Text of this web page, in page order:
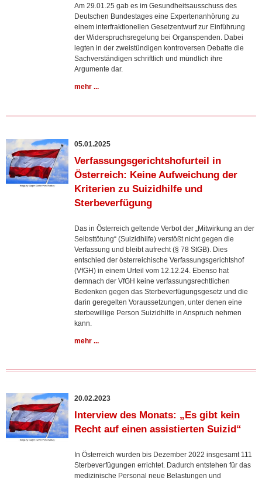
Am 29.01.25 gab es im Gesundheitsausschuss des
Deutschen Bundestages eine Expertenanhörung zu
einem interfraktionellen Gesetzentwurf zur Einführung
der Widerspruchsregelung bei Organspenden. Dabei
legten in der zweistündigen kontroversen Debatte die
Sachverständigen schriftlich und mündlich ihre
Argumente dar.
mehr ...
05.01.2025
Verfassungsgerichtshofurteil in
Österreich: Keine Aufweichung der
Kriterien zu Suizidhilfe und
Sterbeverfügung
Das in Österreich geltende Verbot der „Mitwirkung an der
Selbsttötung“ (Suizidhilfe) verstößt nicht gegen die
Verfassung und bleibt aufrecht (§ 78 StGB). Dies
entschied der österreichische Verfassungsgerichtshof
(VfGH) in einem Urteil vom 12.12.24. Ebenso hat
demnach der VfGH keine verfassungsrechtlichen
Bedenken gegen das Sterbeverfügungsgesetz und die
darin geregelten Voraussetzungen, unter denen eine
sterbewillige Person Suizidhilfe in Anspruch nehmen
kann.
mehr ...
20.02.2023
Interview des Monats: „Es gibt kein
Recht auf einen assistierten Suizid“
In Österreich wurden bis Dezember 2022 insgesamt 111
Sterbeverfügungen errichtet. Dadurch entstehen für das
medizinische Personal neue Belastungen und